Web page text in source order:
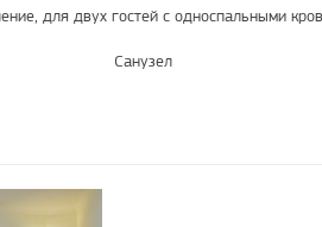
для двух гостей с односпальными
Санузел